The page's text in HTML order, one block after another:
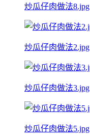
炒瓜仔肉做法8.jpg
炒瓜仔肉做法2.jpg
炒瓜仔肉做法3.jpg
炒瓜仔肉做法5.jpg